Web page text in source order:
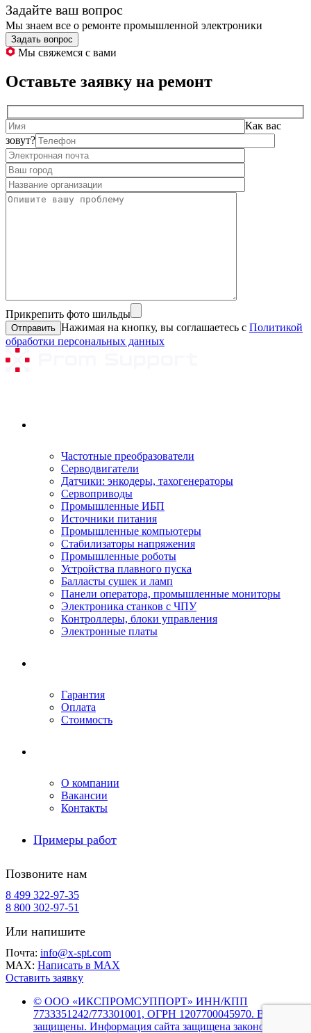
Задайте ваш вопрос
Мы знаем все о ремонте промышленной электроники
Задать вопрос
Мы свяжемся с вами
Оставьте заявку на ремонт
Как вас
зовут?
Прикрепить фото шильды
Нажимая на кнопку, вы соглашаетесь с Политикой
обработки персональных данных
Частотные преобразователи
Серводвигатели
Датчики: энкодеры, тахогенераторы
Сервоприводы
Промышленные ИБП
Источники питания
Промышленные компьютеры
Стабилизаторы напряжения
Промышленные роботы
Устройства плавного пуска
Балласты сушек и ламп
Панели оператора, промышленные мониторы
Электроника станков с ЧПУ
Контроллеры, блоки управления
Электронные платы
Гарантия
Оплата
Стоимость
О компании
Вакансии
Контакты
Примеры работ
Позвоните нам
8 499 322-97-35
8 800 302-97-51
Или напишите
Почта: info@x-spt.com
MAX: Написать в MAX
Оставить заявку
© ООО «ИКСПРОМСУППОРТ» ИНН/КПП
7733351242/773301001, ОГРН 1207700045970. Все права
защищены. Информация сайта защищена законом об